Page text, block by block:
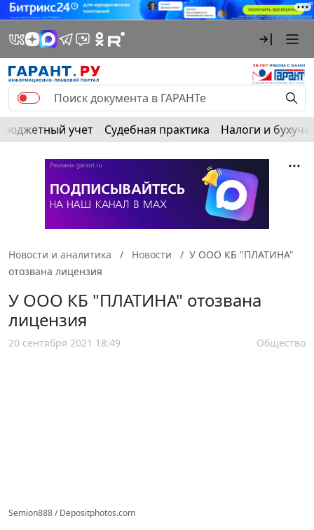
Бюджетный учет Судебная практика Налоги и
Новости и аналитика Новости
У ООО КБ "ПЛАТИНА"
отозвана лицензия
У ООО КБ "ПЛАТИНА" отозвана
лицензия
20 сентября 2021 18:49 Общество
Semion888 / Depositphotos.com